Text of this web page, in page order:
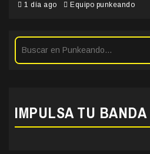
1 día ago Equipo punkeando
IMPULSA TU BANDA